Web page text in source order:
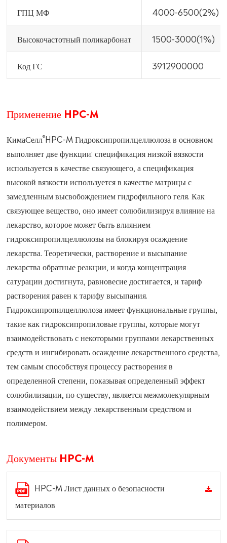
ГПЦ МФ 4000-6500(2%)
Высокочастотный поликарбонат 1500-3000(1%)
Код ГС 3912900000
Применение HPC-M
КимаСелл®HPC-M Гидроксипропилцеллюлоза в основном
выполняет две функции: спецификация низкой вязкости
используется в качестве связующего, а спецификация
высокой вязкости используется в качестве матрицы с
замедленным высвобождением гидрофильного геля. Как
связующее вещество, оно имеет солюбилизируя влияние на
лекарство, которое может быть влиянием
гидроксипропилцеллюлозы на блокируя осаждение
лекарства. Теоретически, растворение и высыпание
лекарства обратные реакции, и когда концентрация
сатурации достигнута, равновесие достигается, и тариф
растворения равен к тарифу высыпания.
Гидроксипропилцеллюлоза имеет функциональные группы,
такие как гидроксипропиловые группы, которые могут
взаимодействовать с некоторыми группами лекарственных
средств и ингибировать осаждение лекарственного средства,
тем самым способствуя процессу растворения в
определенной степени, показывая определенный эффект
солюбилизации, по существу, является межмолекулярным
взаимодействием между лекарственным средством и
полимером.
Документы HPC-M
HPC-M Лист данных о безопасности
материалов